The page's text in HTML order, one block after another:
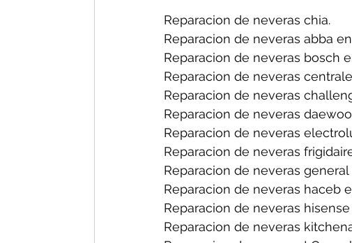
Reparacion de neveras chia.
Reparacion de neveras abba
Reparacion de neveras bosch
Reparacion de neveras
Reparacion de neveras
Reparacion de neveras
Reparacion de neveras
Reparacion de neveras
Reparacion de neveras general
Reparacion de neveras haceb
Reparacion de neveras
Reparacion de neveras